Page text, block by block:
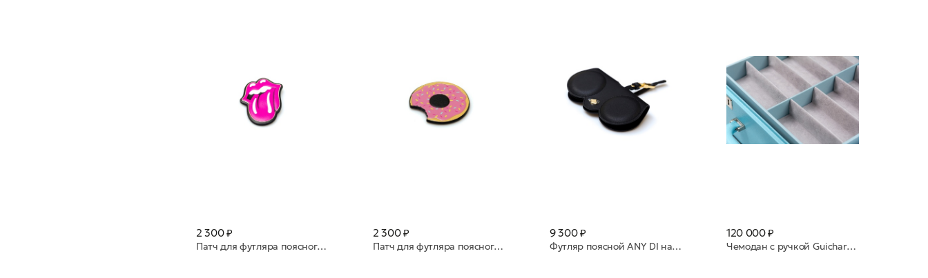
2 300 ₽
Патч для футляра поясного ANY DI натуральная кожа PA101615 Rock 'n' Roll
2 300 ₽
Патч для футляра поясного ANY DI натуральная кожа PA101614 Donut
9 300 ₽
Футляр поясной ANY DI натуральная кожа SP101602 Black Silver
120 000 ₽
Чемодан с ручкой Guichard нат. кожа 30 яч Azzurro св голубой